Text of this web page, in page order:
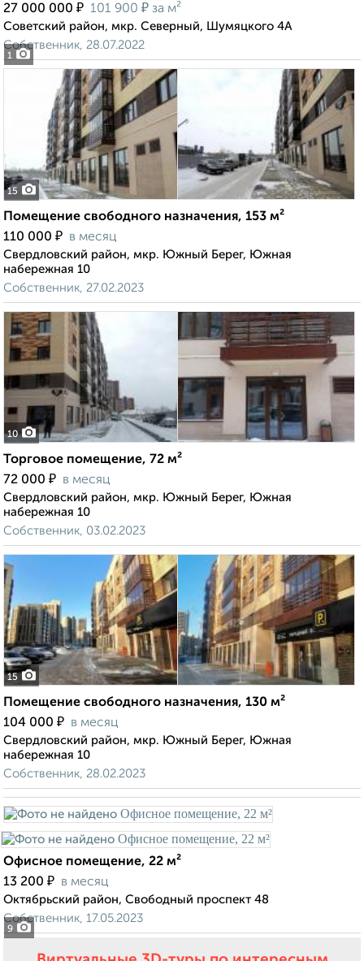
1
27 000 000 ₽ 101 900 ₽ за м²
Советский район, мкр. Северный, Шумяцкого 4А
Собственник, 28.07.2022
15
Помещение свободного назначения, 153 м²
110 000 ₽ в месяц
Свердловский район, мкр. Южный Берег, Южная
набережная 10
Собственник, 27.02.2023
10
Торговое помещение, 72 м²
72 000 ₽ в месяц
Свердловский район, мкр. Южный Берег, Южная
набережная 10
Собственник, 03.02.2023
15
Помещение свободного назначения, 130 м²
104 000 ₽ в месяц
Свердловский район, мкр. Южный Берег, Южная
набережная 10
Собственник, 28.02.2023
9
Офисное помещение, 22 м²
13 200 ₽ в месяц
Октябрьский район, Свободный проспект 48
Собственник, 17.05.2023